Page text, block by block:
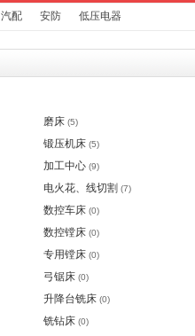
汽配 安防 低压电器
磨床 (5)
锻压机床 (5)
加工中心 (9)
电火花、线切割 (7)
数控车床 (0)
数控镗床 (0)
专用镗床 (0)
弓锯床 (0)
升降台铣床 (0)
铣钻床 (0)